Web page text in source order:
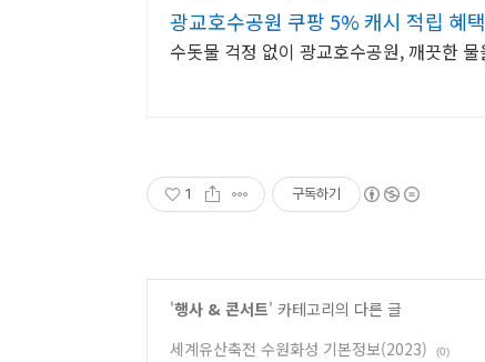
광교호수공원 쿠팡 5% 캐시 적립 혜택
수돗물 걱정 없이 광교호수공원, 깨끗한
1 구독하기
'행사 & 콘서트' 카테고리의 다른 글
세계유산축전 수원화성 기본정보(2023)
(0)